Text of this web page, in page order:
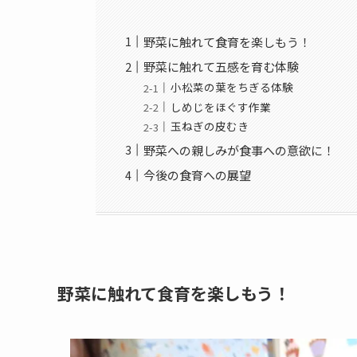
野菜に触れて食育を楽しもう！
野菜に触れて五感を育む体験
小松菜の葉をちぎる体験
しめじをほぐす作業
玉ねぎの皮むき
野菜への親しみが食事への意欲に！
今後の食育への展望
野菜に触れて食育を楽しもう！